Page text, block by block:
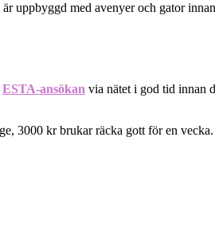
uppbyggd med avenyer och gator
ESTA-ansökan via nätet i god tid innan
3000 kr brukar räcka gott för en